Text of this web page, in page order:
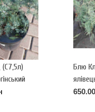
h-30, d-
Блю
"Blue